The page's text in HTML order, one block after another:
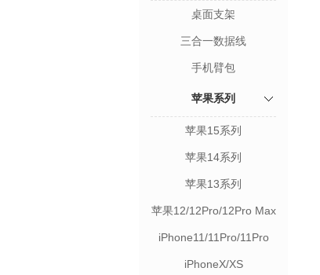
桌面支架
三合一数据线
手机臂包
苹果系列
苹果15系列
苹果14系列
苹果13系列
苹果12/12Pro/12Pro Max
iPhone11/11Pro/11Pro
iPhoneX/XS